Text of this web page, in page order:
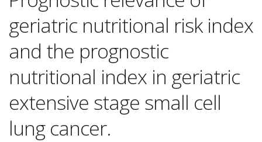
geriatric nutritional risk index
and the prognostic
nutritional index in geriatric
extensive stage small cell
lung cancer.